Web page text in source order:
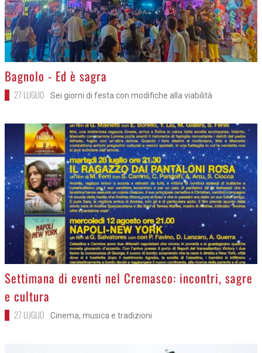
>
Bagnolo - Ed è sagra
27 LUGLIO Sei giorni di festa con modifiche alla viabilità
>
Settimana di eventi nel Cremasco: incontri, sagre
e cultura
27 LUGLIO Cinema, musica e tradizioni